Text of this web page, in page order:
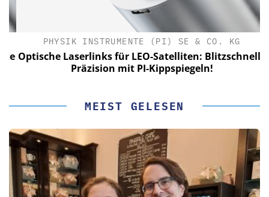
PHYSIK INSTRUMENTE (PI) SE & CO. KG
Optische Laserlinks für LEO-Satelliten: Blitzschnelle
Präzision mit PI-Kippspiegeln!
MEIST GELESEN